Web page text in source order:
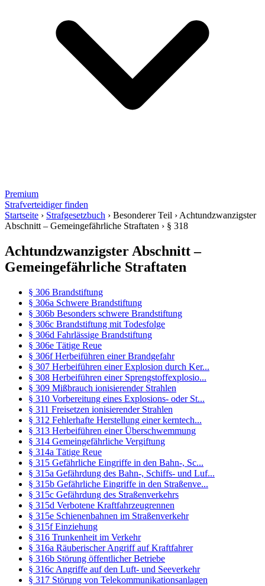
Premium
Strafverteidiger finden
Startseite › Strafgesetzbuch › Besonderer Teil › Achtundzwanzigster
Abschnitt – Gemeingefährliche Straftaten › § 318
Achtundzwanzigster Abschnitt –
Gemeingefährliche Straftaten
§ 306 Brandstiftung
§ 306a Schwere Brandstiftung
§ 306b Besonders schwere Brandstiftung
§ 306c Brandstiftung mit Todesfolge
§ 306d Fahrlässige Brandstiftung
§ 306e Tätige Reue
§ 306f Herbeiführen einer Brandgefahr
§ 307 Herbeiführen einer Explosion durch Ker...
§ 308 Herbeiführen einer Sprengstoffexplosio...
§ 309 Mißbrauch ionisierender Strahlen
§ 310 Vorbereitung eines Explosions- oder St...
§ 311 Freisetzen ionisierender Strahlen
§ 312 Fehlerhafte Herstellung einer kerntech...
§ 313 Herbeiführen einer Überschwemmung
§ 314 Gemeingefährliche Vergiftung
§ 314a Tätige Reue
§ 315 Gefährliche Eingriffe in den Bahn-, Sc...
§ 315a Gefährdung des Bahn-, Schiffs- und Luf...
§ 315b Gefährliche Eingriffe in den Straßenve...
§ 315c Gefährdung des Straßenverkehrs
§ 315d Verbotene Kraftfahrzeugrennen
§ 315e Schienenbahnen im Straßenverkehr
§ 315f Einziehung
§ 316 Trunkenheit im Verkehr
§ 316a Räuberischer Angriff auf Kraftfahrer
§ 316b Störung öffentlicher Betriebe
§ 316c Angriffe auf den Luft- und Seeverkehr
§ 317 Störung von Telekommunikationsanlagen